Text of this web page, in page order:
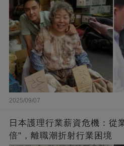
2025/09/07
日本護理行業薪資危機：從
倍"，離職潮折射行業困境